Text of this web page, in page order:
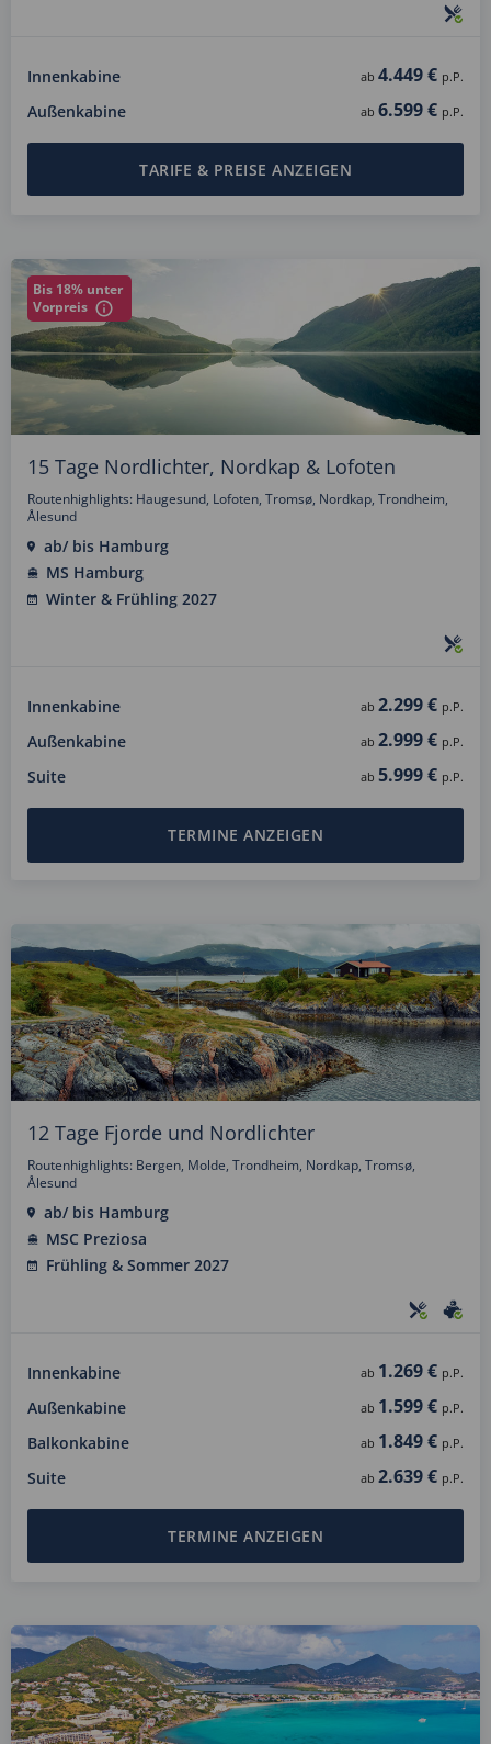
Innenkabine ab 4.449 € p.P.
Außenkabine ab 6.599 € p.P.
TARIFE & PREISE ANZEIGEN
Bis 18% unter
Vorpreis
15 Tage Nordlichter, Nordkap & Lofoten
Routenhighlights: Haugesund, Lofoten, Tromsø, Nordkap, Trondheim,
Ålesund
ab/ bis Hamburg
MS Hamburg
Winter & Frühling 2027
Innenkabine ab 2.299 € p.P.
Außenkabine ab 2.999 € p.P.
Suite ab 5.999 € p.P.
TERMINE ANZEIGEN
12 Tage Fjorde und Nordlichter
Routenhighlights: Bergen, Molde, Trondheim, Nordkap, Tromsø,
Ålesund
ab/ bis Hamburg
MSC Preziosa
Frühling & Sommer 2027
Innenkabine ab 1.269 € p.P.
Außenkabine ab 1.599 € p.P.
Balkonkabine ab 1.849 € p.P.
Suite ab 2.639 € p.P.
TERMINE ANZEIGEN